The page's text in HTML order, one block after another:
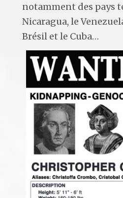
notamment des pays
Nicaragua, le
Brésil et le Cuba…